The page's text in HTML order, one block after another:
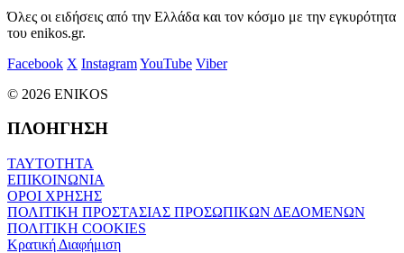
Όλες οι ειδήσεις από την Ελλάδα και τον κόσμο με την εγκυρότητα
του enikos.gr.
Facebook X InstagramYouTube Viber
© 2026 ENIKOS
ΠΛΟΗΓΗΣΗ
ΤΑΥΤΟΤΗΤΑ
ΕΠΙΚΟΙΝΩΝΙΑ
ΟΡΟΙ ΧΡΗΣΗΣ
ΠΟΛΙΤΙΚΗ ΠΡΟΣΤΑΣΙΑΣ ΠΡΟΣΩΠΙΚΩΝ ΔΕΔΟΜΕΝΩΝ
ΠΟΛΙΤΙΚΗ COOKIES
Κρατική Διαφήμιση